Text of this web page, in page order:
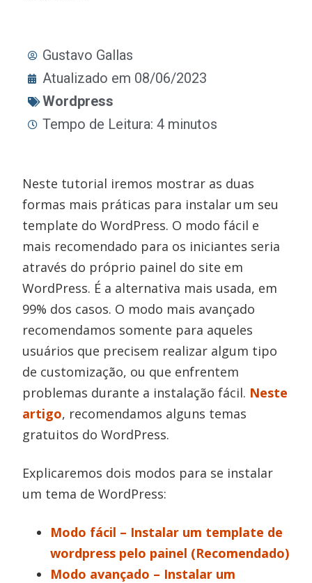
Gustavo Gallas
Atualizado em 08/06/2023
Wordpress
Tempo de Leitura: 4 minutos
Neste tutorial iremos mostrar as duas
formas mais práticas para instalar um seu
template do WordPress. O modo fácil e
mais recomendado para os iniciantes seria
através do próprio painel do site em
WordPress. É a alternativa mais usada, em
99% dos casos. O modo mais avançado
recomendamos somente para aqueles
usuários que precisem realizar algum tipo
de customização, ou que enfrentem
problemas durante a instalação fácil. Neste
artigo, recomendamos alguns temas
gratuitos do WordPress.
Explicaremos dois modos para se instalar
um tema de WordPress:
Modo fácil – Instalar um template de
wordpress pelo painel (Recomendado)
Modo avançado – Instalar um